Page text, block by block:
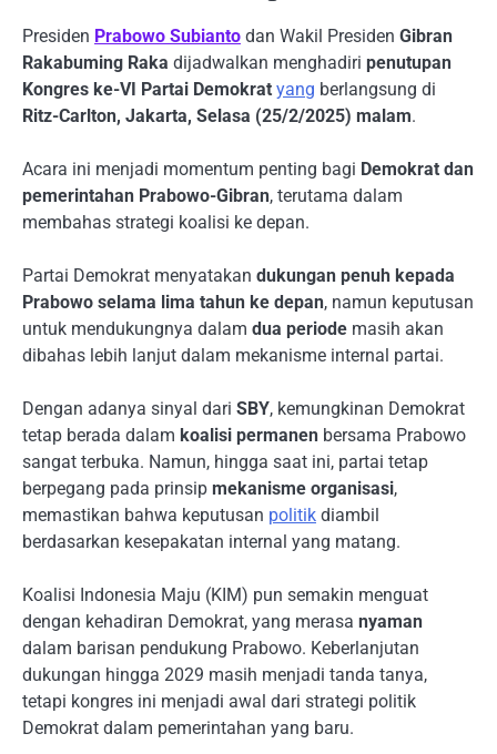
Presiden Prabowo Subianto dan Wakil Presiden Gibran
Rakabuming Raka dijadwalkan menghadiri penutupan
Kongres ke-VI Partai Demokrat yang berlangsung di
Ritz-Carlton, Jakarta, Selasa (25/2/2025) malam.
Acara ini menjadi momentum penting bagi Demokrat dan
pemerintahan Prabowo-Gibran, terutama dalam
membahas strategi koalisi ke depan.
Partai Demokrat menyatakan dukungan penuh kepada
Prabowo selama lima tahun ke depan, namun keputusan
untuk mendukungnya dalam dua periode masih akan
dibahas lebih lanjut dalam mekanisme internal partai.
Dengan adanya sinyal dari SBY, kemungkinan Demokrat
tetap berada dalam koalisi permanen bersama Prabowo
sangat terbuka. Namun, hingga saat ini, partai tetap
berpegang pada prinsip mekanisme organisasi,
memastikan bahwa keputusan politik diambil
berdasarkan kesepakatan internal yang matang.
Koalisi Indonesia Maju (KIM) pun semakin menguat
dengan kehadiran Demokrat, yang merasa nyaman
dalam barisan pendukung Prabowo. Keberlanjutan
dukungan hingga 2029 masih menjadi tanda tanya,
tetapi kongres ini menjadi awal dari strategi politik
Demokrat dalam pemerintahan yang baru.